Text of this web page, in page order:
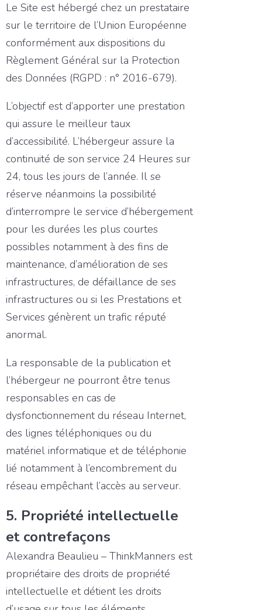
Le Site est hébergé chez un prestataire
sur le territoire de l’Union Européenne
conformément aux dispositions du
Règlement Général sur la Protection
des Données (RGPD : n° 2016-679).
L’objectif est d’apporter une prestation
qui assure le meilleur taux
d’accessibilité. L’hébergeur assure la
continuité de son service 24 Heures sur
24, tous les jours de l’année. Il se
réserve néanmoins la possibilité
d’interrompre le service d’hébergement
pour les durées les plus courtes
possibles notamment à des fins de
maintenance, d’amélioration de ses
infrastructures, de défaillance de ses
infrastructures ou si les Prestations et
Services génèrent un trafic réputé
anormal.
La responsable de la publication et
l’hébergeur ne pourront être tenus
responsables en cas de
dysfonctionnement du réseau Internet,
des lignes téléphoniques ou du
matériel informatique et de téléphonie
lié notamment à l’encombrement du
réseau empêchant l’accès au serveur.
5. Propriété intellectuelle
et contrefaçons
Alexandra Beaulieu – ThinkManners est
propriétaire des droits de propriété
intellectuelle et détient les droits